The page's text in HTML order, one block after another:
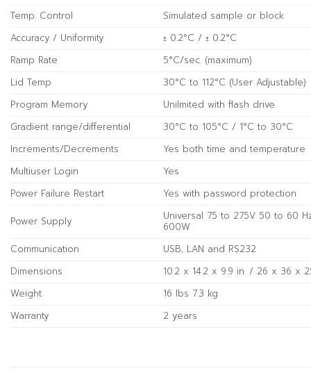
Temp. Control
Simulated sample or block
Accuracy / Uniformity
± 0.2°C / ± 0.2°C
Ramp Rate
5°C/sec. (maximum)
Lid Temp
30°C to 112°C (User Adjustable)
Program Memory
Unilmited with flash drive
Gradient range/differential
30°C to 105°C / 1°C to 30°C
Increments/Decrements
Yes both time and temperature
Multiuser Login
Yes
Power Failure Restart
Yes with password protection
Power Supply
Universal 75 to 275V 50 to 60
600W
Communication
USB; LAN and RS232
Dimensions
10.2 x 14.2 x 9.9 in. / 26 x 36 x
Weight
16 lbs 7.3 kg
Warranty
2 years